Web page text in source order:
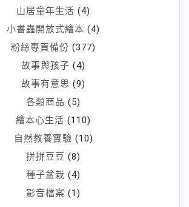
山居童年生活 (4)
小書蟲開放式繪本 (4)
粉絲專頁備份 (377)
故事與孩子 (4)
故事有意思 (9)
各類商品 (5)
繪本心生活 (110)
自然教養實驗 (10)
拼拼豆豆 (8)
種子盆栽 (4)
影音檔案 (1)